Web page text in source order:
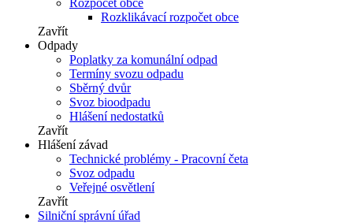
Rozpočet obce
Rozklikávací rozpočet obce
Zavřít
Odpady
Poplatky za komunální odpad
Termíny svozu odpadu
Sběrný dvůr
Svoz bioodpadu
Hlášení nedostatků
Zavřít
Hlášení závad
Technické problémy - Pracovní četa
Svoz odpadu
Veřejné osvětlení
Zavřít
Silniční správní úřad